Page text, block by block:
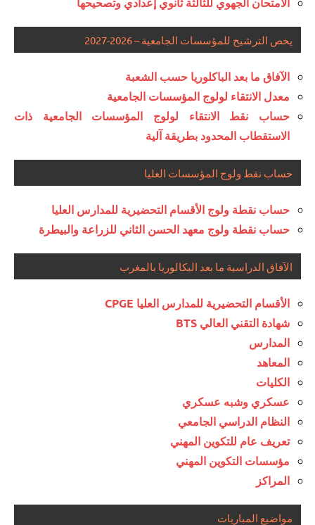
يخص الترشيح للمؤسسات الجامعية – 2026-2027
الآفاق ما بعد الباكلوريا حسب الشعبة
معدل الانتقاء لولوج المؤسسات الجامعية
حساب نقط الانتقاء لولوج المؤسسات الجامعية ذات
الاستقطاب المحدود بطريقة آلية
حساب نقط ولوج المؤسسات العليا
حساب نقطة ولوج الأقسام التحضيرية للمدارس العليا
حساب نقطة ولوج معهد الحسن الثاني للزراعة والبيطرة
الآفاق الدراسية ما بعد البكالوريا بالمغرب
الأقسام التحضيرية للمدارس العليا CPGE
شهادة التقني العالي BTS
المدارس
المعاهد
الكليات
عسكري وشبه عسكري
النظام الدراسي الجامعي
تعريف عام للتكوين المهني
مؤسسات التكوين المهني
المراكز
مواضيع المباريات